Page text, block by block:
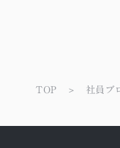
TOP 社員ブ